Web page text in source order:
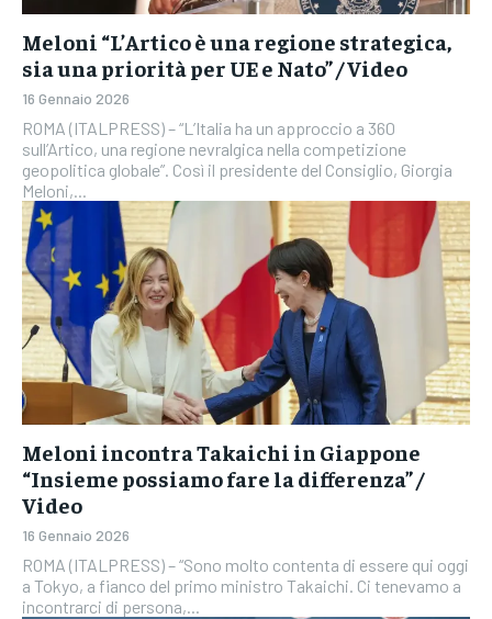
Meloni “L’Artico è una regione strategica,
sia una priorità per UE e Nato” / Video
16 Gennaio 2026
ROMA (ITALPRESS) – “L’Italia ha un approccio a 360
sull’Artico, una regione nevralgica nella competizione
geopolitica globale”. Così il presidente del Consiglio, Giorgia
Meloni,...
Meloni incontra Takaichi in Giappone
“Insieme possiamo fare la differenza” /
Video
16 Gennaio 2026
ROMA (ITALPRESS) – “Sono molto contenta di essere qui oggi
a Tokyo, a fianco del primo ministro Takaichi. Ci tenevamo a
incontrarci di persona,...